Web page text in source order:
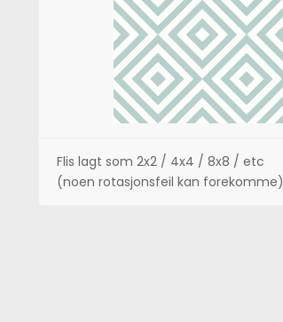
Flis lagt som 2x2 / 4x4 / 8x8 / etc
(noen rotasjonsfeil kan forekomme)